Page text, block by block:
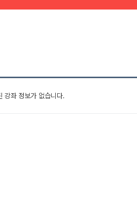
강좌 정보가 없습니다.